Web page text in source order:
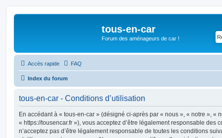
tous-en-car
Forum des aménageurs de car !
Accès rapide FAQ
Index du forum
tous-en-car - Conditions d’utilisation
En accédant à « tous-en-car » (désigné ci-après par « nous », « notre », «
« https://tousencar.fr »), vous acceptez d’être légalement responsable des
n’acceptez pas d’être légalement responsable de toutes les conditions